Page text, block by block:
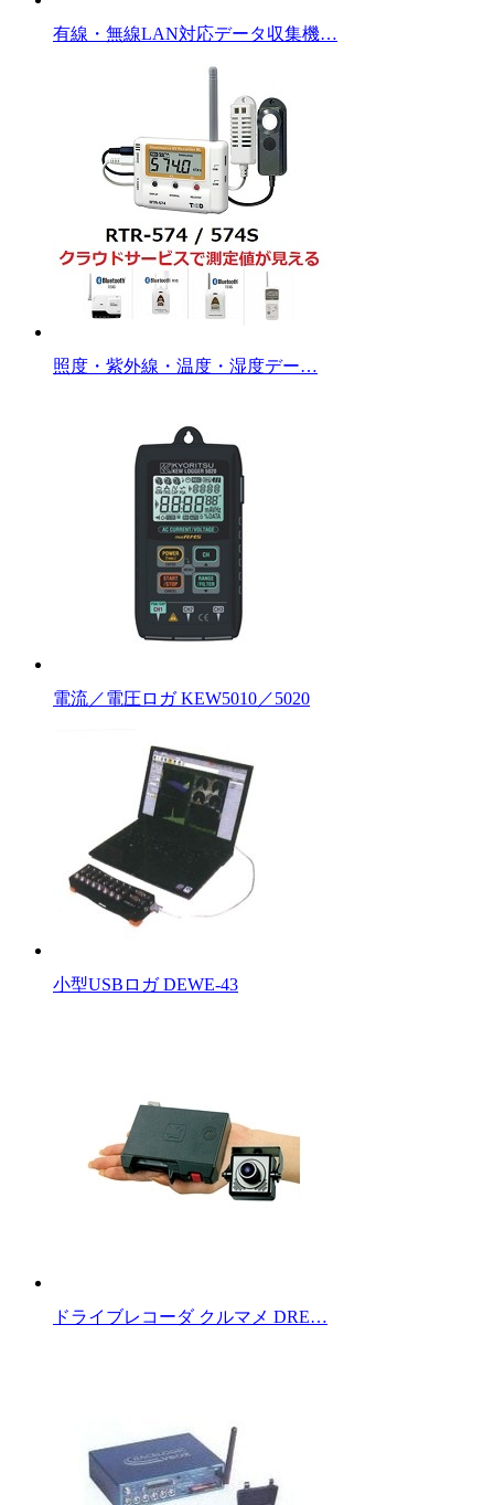
有線・無線LAN対応データ収集機…
照度・紫外線・温度・湿度デー…
電流／電圧ロガ KEW5010／5020
小型USBロガ DEWE-43
ドライブレコーダ クルマメ DRE…